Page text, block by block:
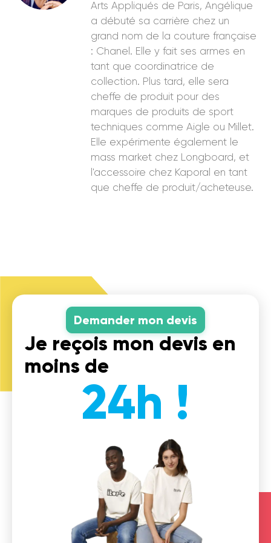
Arts Appliqués de Paris, Angélique
a débuté sa carrière chez un
grand nom de la couture française
: Chanel. Elle y fait ses armes en
tant que coordinatrice de
collection. Plus tard, elle sera
cheffe de produit pour des
marques de produits de sport
techniques comme Aigle ou Millet.
Elle expérimente également le
mass market chez Longboard, et
l'accessoire chez Kaporal en tant
que cheffe de produit/acheteuse.
Demander mon devis
24h !
Je reçois mon devis en
moins de